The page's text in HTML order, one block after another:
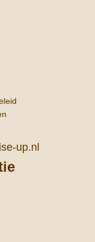
up.nl